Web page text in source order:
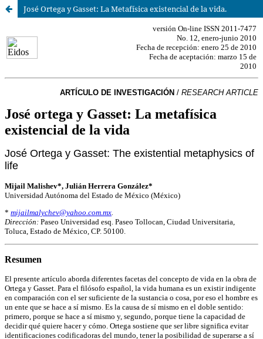
José Ortega y Gasset: La Metafísica existencial de la vida.